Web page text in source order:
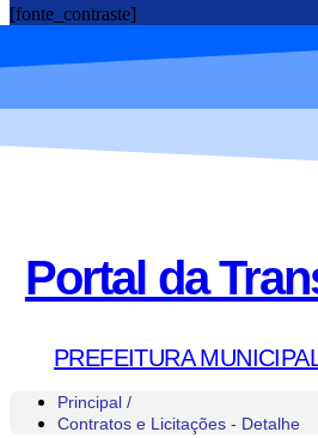
[fonte_contraste]
Portal da
PREFEITURA
Principal /
Contratos e Licitações - Detalhe